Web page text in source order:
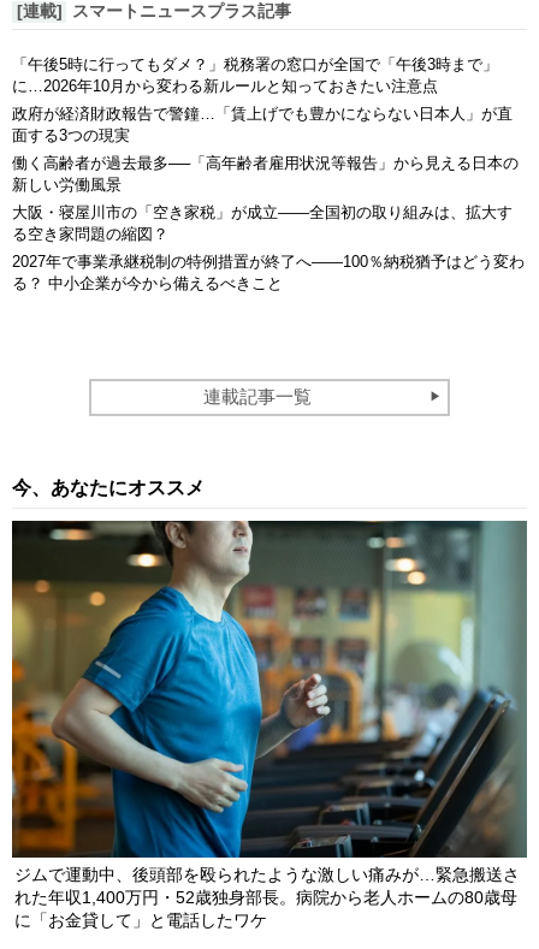
[連載] スマートニュースプラス記事
「午後5時に行ってもダメ？」税務署の窓口が全国で「午後3時まで」
に…2026年10月から変わる新ルールと知っておきたい注意点
政府が経済財政報告で警鐘…「賃上げでも豊かにならない日本人」が直
面する3つの現実
働く高齢者が過去最多──「高年齢者雇用状況等報告」から見える日本の
新しい労働風景
大阪・寝屋川市の「空き家税」が成立――全国初の取り組みは、拡大す
る空き家問題の縮図？
2027年で事業承継税制の特例措置が終了へ――100％納税猶予はどう変わ
る？ 中小企業が今から備えるべきこと
連載記事一覧
今、あなたにオススメ
ジムで運動中、後頭部を殴られたような激しい痛みが…緊急搬送さ
れた年収1,400万円・52歳独身部長。病院から老人ホームの80歳母
に「お金貸して」と電話したワケ